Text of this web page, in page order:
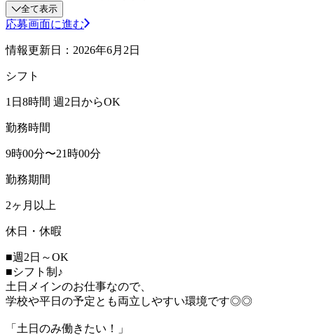
全て表示
応募画面に進む
情報更新日：2026年6月2日
シフト
1日8時間 週2日からOK
勤務時間
9時00分〜21時00分
勤務期間
2ヶ月以上
休日・休暇
■週2日～OK
■シフト制♪
土日メインのお仕事なので、
学校や平日の予定とも両立しやすい環境です◎◎
「土日のみ働きたい！」